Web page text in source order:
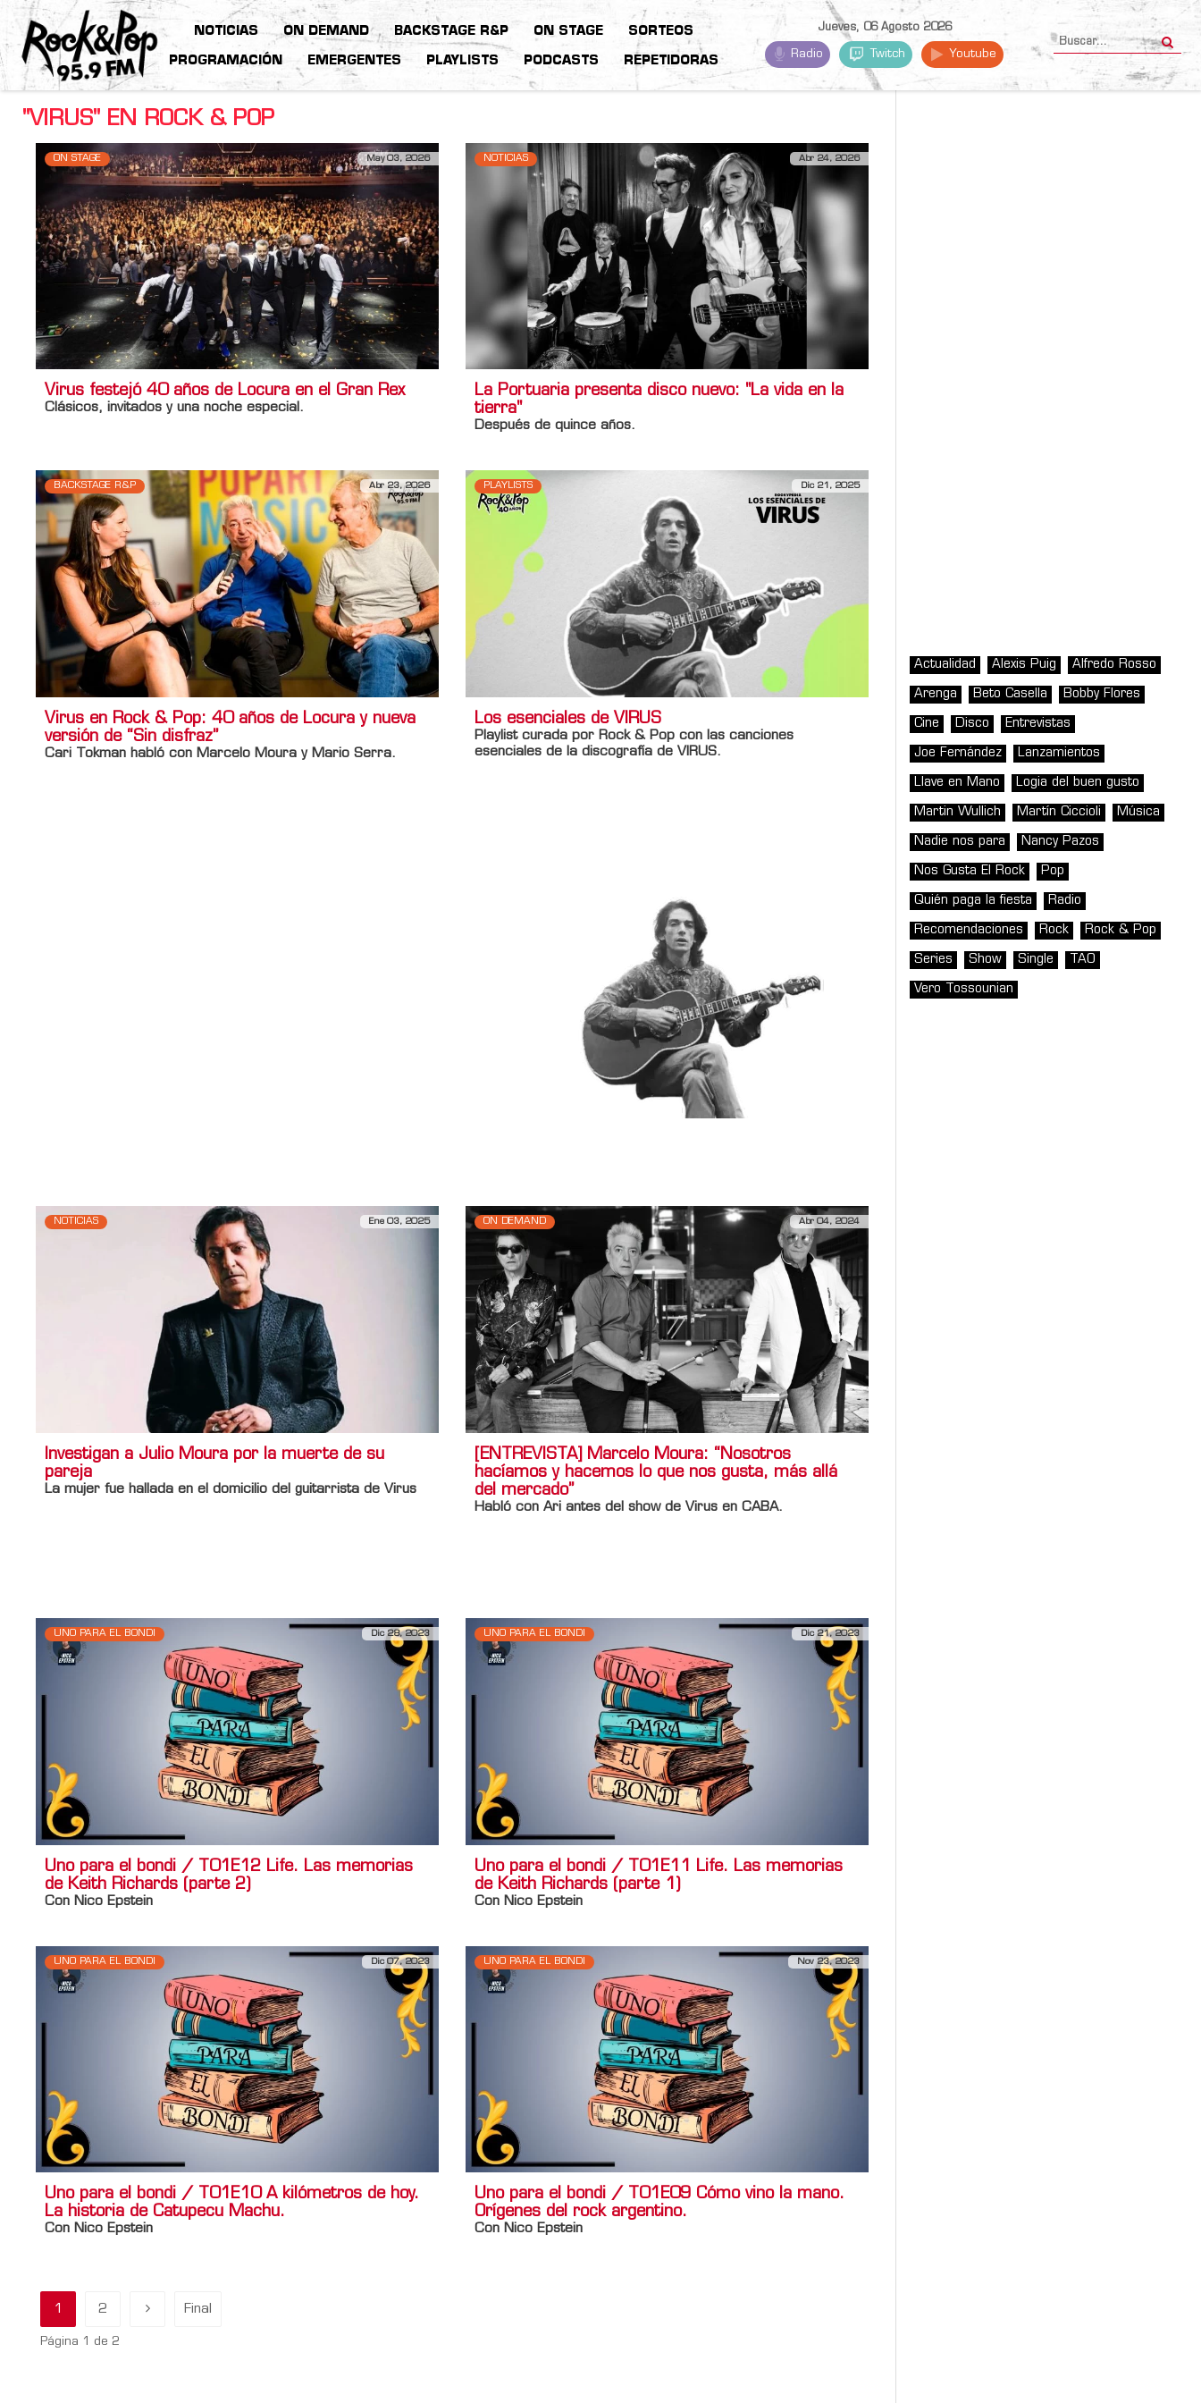
NOTICIAS ON DEMAND BACKSTAGE R&P ON STAGE SORTEOS
PROGRAMACIÓN EMERGENTES PLAYLISTS PODCASTS REPETIDORAS
Jueves, 06 Agosto 2026
Radio Twitch Youtube
"VIRUS" EN ROCK & POP
ON STAGE May 03, 2026
Virus festejó 40 años de Locura en el Gran Rex
Clásicos, invitados y una noche especial.
NOTICIAS Abr 24, 2026
La Portuaria presenta disco nuevo: "La vida en la
tierra"
Después de quince años.
BACKSTAGE R&P Abr 23, 2026
Virus en Rock & Pop: 40 años de Locura y nueva
versión de “Sin disfraz”
Cari Tokman habló con Marcelo Moura y Mario Serra.
PLAYLISTS Dic 21, 2025
Los esenciales de VIRUS
Playlist curada por Rock & Pop con las canciones
esenciales de la discografía de VIRUS.
NOTICIAS Ene 03, 2025
Investigan a Julio Moura por la muerte de su
pareja
La mujer fue hallada en el domicilio del guitarrista de Virus
ON DEMAND Abr 04, 2024
[ENTREVISTA] Marcelo Moura: “Nosotros
hacíamos y hacemos lo que nos gusta, más allá
del mercado”
Habló con Ari antes del show de Virus en CABA.
UNO PARA EL BONDI Dic 28, 2023
Uno para el bondi / T01E12 Life. Las memorias
de Keith Richards (parte 2)
Con Nico Epstein
UNO PARA EL BONDI Dic 21, 2023
Uno para el bondi / T01E11 Life. Las memorias
de Keith Richards (parte 1)
Con Nico Epstein
UNO PARA EL BONDI Dic 07, 2023
Uno para el bondi / T01E10 A kilómetros de hoy.
La historia de Catupecu Machu.
Con Nico Epstein
UNO PARA EL BONDI Nov 23, 2023
Uno para el bondi / T01E09 Cómo vino la mano.
Orígenes del rock argentino.
Con Nico Epstein
1 2 Final
Página 1 de 2
Actualidad Alexis Puig Alfredo Rosso
Arenga Beto Casella Bobby Flores
Cine Disco Entrevistas
Joe Fernández Lanzamientos
Llave en Mano Logia del buen gusto
Martin Wullich Martín Ciccioli Música
Nadie nos para Nancy Pazos
Nos Gusta El Rock Pop
Quién paga la fiesta Radio
Recomendaciones Rock Rock & Pop
Series Show Single TAO
Vero Tossounian